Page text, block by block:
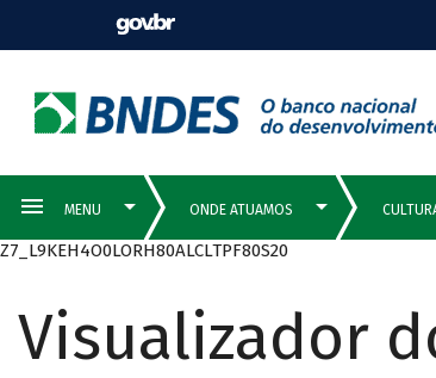
Z7_L9KEH4O0LORH80ALCLTPF80S20
Visualizador